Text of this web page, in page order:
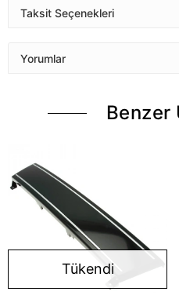
Taksit Seçenekleri
Yorumlar
Benzer
Tükendi